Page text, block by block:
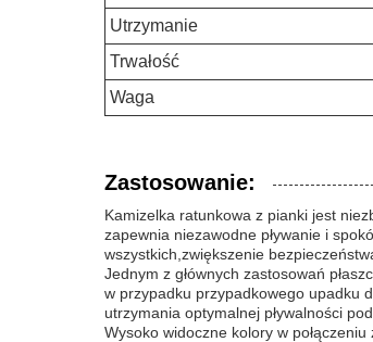
Utrzymanie
Trwałość
Waga
Zastosowanie:
Kamizelka ratunkowa z pianki jest
zapewnia niezawodne pływanie i
wszystkich,zwiększenie
Jednym z głównych zastosowań
w przypadku przypadkowego upadku
utrzymania optymalnej pływalności
Wysoko widoczne kolory w